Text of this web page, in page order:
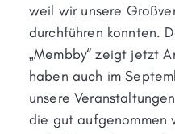
weil wir unsere
durchführen konnten.
„Membby“ zeigt jetzt
haben auch im
unsere
die gut aufgenommen